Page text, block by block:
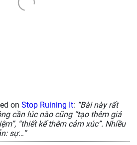
on Stop Ruining It: “Bài này rất
cần lúc nào cũng “tạo thêm giá
“thiết kế thêm cảm xúc”. Nhiều
sự…”